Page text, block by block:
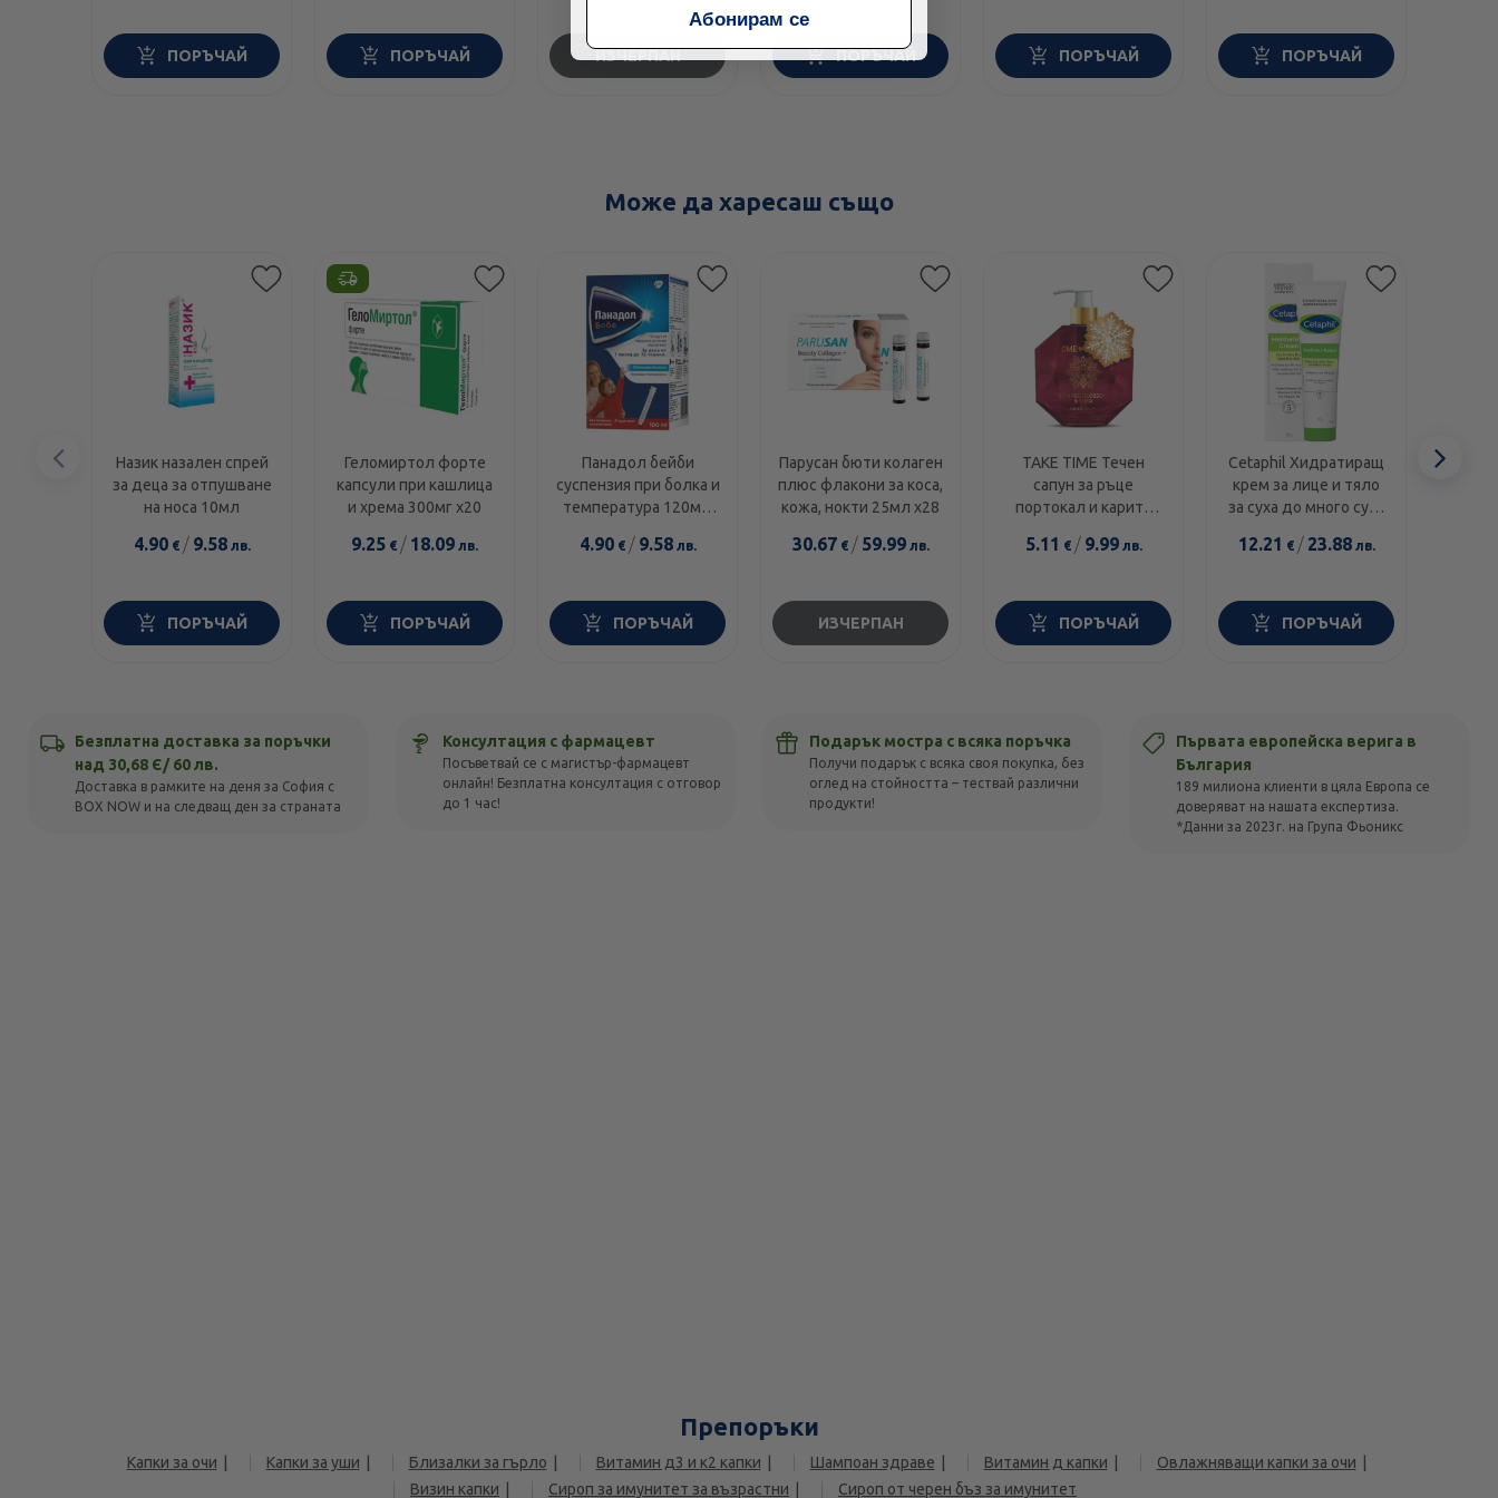
ПОРЪЧАЙ ПОРЪЧАЙ ПОРЪЧАЙ ПОРЪЧАЙ
Може да харесаш също
Назик назален спрей
за деца за отпушване
на носа 10мл
4.90€ / 9.58лв.
ПОРЪЧАЙ
Геломиртол форте
капсули при кашлица
и хрема 300мг х20
9.25 € / 18.09 лв.
ПОРЪЧАЙ
Панадол бейби
суспензия при болка и
температура 120мг/
4.90€ / 9.58лв.
ПОРЪЧАЙ
Парусан бюти колаген
плюс флакони за коса,
кожа, нокти 25мл х28
30.67€ / 59.99лв.
ИЗЧЕРПАН
TAKE TIME Течен
сапун за ръце
портокал и карите
5.11 € / 9.99лв.
ПОРЪЧАЙ
Cetaphil Хидратиращ
крем за лице и тяло
за суха до много суха
100г
12.21 € / 23.88лв.
ПОРЪЧАЙ
Предишен
елемент
Безплатна доставка за поръчки
над 30,68 Є/ 60 лв.
Доставка в рамките на деня за София с
BOX NOW и на следващ ден за страната
Консултация с фармацевт
Посъветвай се с магистър-фармацевт
онлайн! Безплатна консултация с отговор
до 1 час!
Подарък мостра с всяка поръчка
Получи подарък с всяка своя покупка, без
оглед на стойността – тествай различни
продукти!
Първата европейска верига в
България
189 милиона клиенти в цяла Европа се
доверяват на нашата експертиза.
*Данни за 2023г. на Група Фьоникс
Препоръки
Капки за очи Капки за уши Близалки за гърло Витамин д3 и к2 капки Шампоан здраве Витамин д капки
Овлажняващи капки за очи
Визин капки
Сироп за имунитет за възрастни Сироп от черен бъз за имунитет
Абонирам се